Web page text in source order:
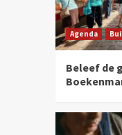
Agenda
Beleef de